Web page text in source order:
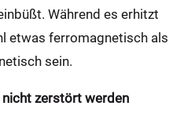
Während es erhitzt
etwas ferromagnetisch als
sein.
nicht zerstört werden